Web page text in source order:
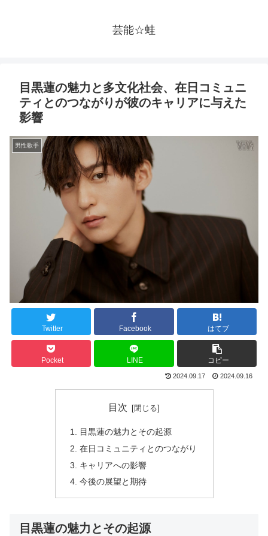
芸能☆蛙
目黒蓮の魅力と多文化社会、在日コミュニ
ティとのつながりが彼のキャリアに与えた
影響
男性歌手
Twitter Facebook はてブ
Pocket LINE コピー
2024.09.17 2024.09.16
目次
目黒蓮の魅力とその起源
在日コミュニティとのつながり
キャリアへの影響
今後の展望と期待
目黒蓮の魅力とその起源